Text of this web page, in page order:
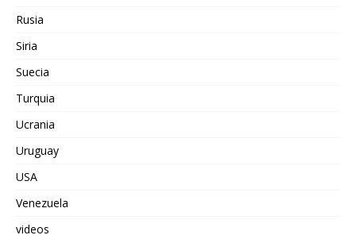
Rusia
Siria
Suecia
Turquia
Ucrania
Uruguay
USA
Venezuela
videos